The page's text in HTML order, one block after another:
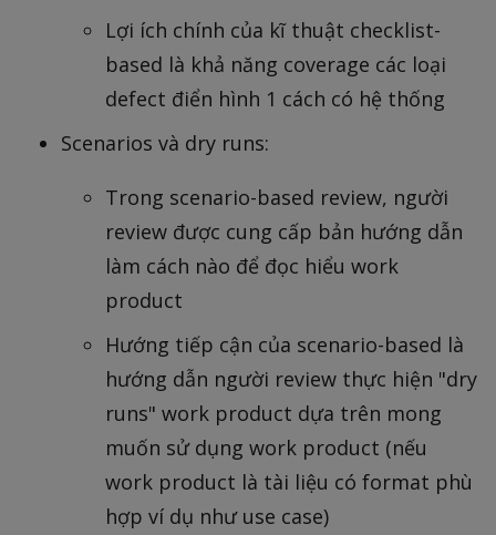
Lợi ích chính của kĩ thuật checklist-
based là khả năng coverage các loại
defect điển hình 1 cách có hệ thống
Scenarios và dry runs:
Trong scenario-based review, người
review được cung cấp bản hướng dẫn
làm cách nào để đọc hiểu work
product
Hướng tiếp cận của scenario-based là
hướng dẫn người review thực hiện "dry
runs" work product dựa trên mong
muốn sử dụng work product (nếu
work product là tài liệu có format phù
hợp ví dụ như use case)